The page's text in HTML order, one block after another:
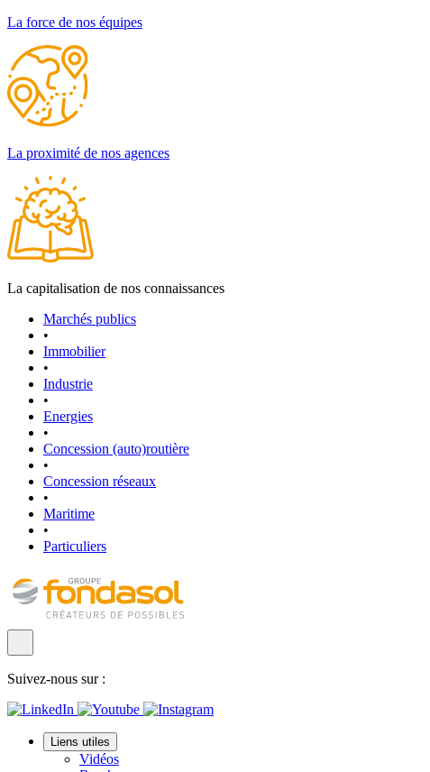
La force de nos équipes
La proximité de nos agences
La capitalisation de nos connaissances
Marchés publics
•
Immobilier
•
Industrie
•
Energies
•
Concession (auto)routière
•
Concession réseaux
•
Maritime
•
Particuliers
Suivez-nous sur :
Liens utiles
Vidéos